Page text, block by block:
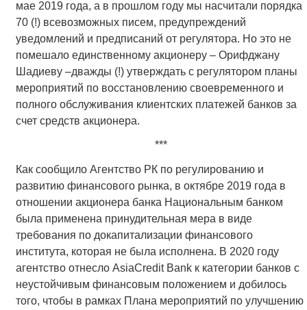
мае 2019 года, а в прошлом году мы насчитали порядка
70 (!) всевозможных писем, предупреждений
уведомлений и предписаний от регулятора. Но это не
помешало единственному акционеру – Орифджану
Шадиеву –дважды (!) утверждать с регулятором планы
мероприятий по восстановлению своевременного и
полного обслуживания клиентских платежей банков за
счет средств акционера.
***
Как сообщило Агентство РК по регулированию и
развитию финансового рынка, в октябре 2019 года в
отношении акционера банка Национальным банком
была применена принудительная мера в виде
требования по докапитализации финансового
института, которая не была исполнена. В 2020 году
агентство отнесло AsiaCredit Bank к категории банков с
неустойчивым финансовым положением и добилось
того, чтобы в рамках Плана мероприятий по улучшению